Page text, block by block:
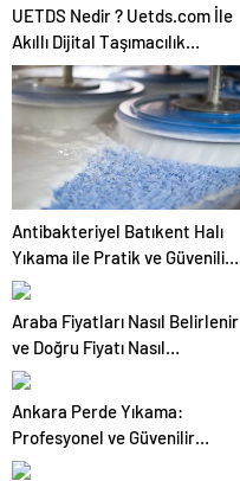
UETDS Nedir ? Uetds.com İle
Akıllı Dijital Taşımacılık
Yazılımı
Antibakteriyel Batıkent Halı
Yıkama ile Pratik ve Güvenilir
Çözüm
Araba Fiyatları Nasıl Belirlenir
ve Doğru Fiyatı Nasıl
Bulursunuz
Ankara Perde Yıkama:
Profesyonel ve Güvenilir
Hizmetler